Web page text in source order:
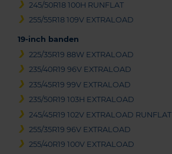
245/50R18 100H RUNFLAT
255/55R18 109V EXTRALOAD
19-inch banden
225/35R19 88W EXTRALOAD
235/40R19 96V EXTRALOAD
235/45R19 99V EXTRALOAD
235/50R19 103H EXTRALOAD
245/45R19 102V EXTRALOAD RUNFLAT
255/35R19 96V EXTRALOAD
255/40R19 100V EXTRALOAD